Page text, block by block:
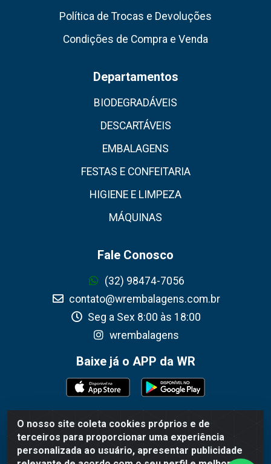
O nosso site coleta cookies próprios e de
terceiros para proporcionar uma experiência
personalizada ao usuário, apresentar publicidade
Política de Trocas e Devoluções
Condições de Compra e Venda
Departamentos
BIODEGRADÁVEIS
DESCARTÁVEIS
EMBALAGENS
FESTAS E CONFEITARIA
HIGIENE E LIMPEZA
MÁQUINAS
Fale Conosco
(32) 98474-7056
contato@wrembalagens.com.br
Seg a Sex 8:00 às 18:00
wrembalagens
Baixe já o APP da WR
WR Embalagens - R. Cel. Teodoro Gomes de Araújo,
1360 - Grogotó - Barbacena / MG - CEP 36202-628 -
CNPJ 02.692.206/0001-55